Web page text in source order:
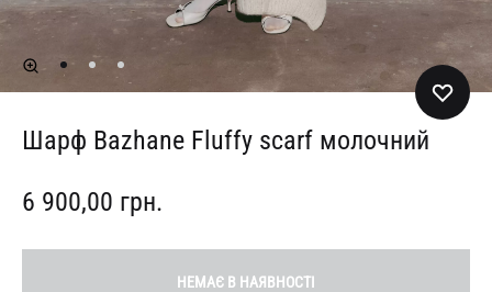
Шарф Bazhane Fluffy scarf молочний
6 900,00 грн.
НЕМАЄ В НАЯВНОСТІ